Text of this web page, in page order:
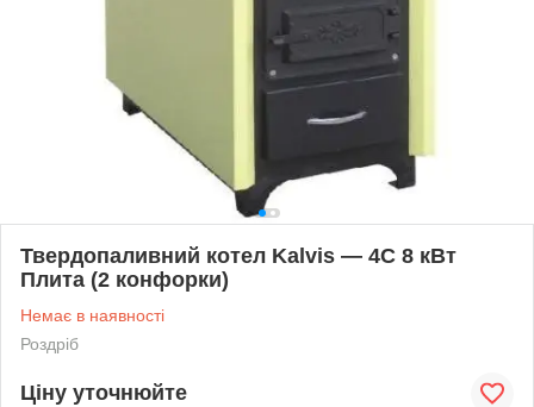
Твердопаливний котел Kalvis — 4С 8 кВт
Плита (2 конфорки)
Немає в наявності
Роздріб
Ціну уточнюйте